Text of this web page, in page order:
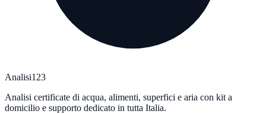
Analisi123
Analisi certificate di acqua, alimenti, superfici e aria con kit a
domicilio e supporto dedicato in tutta Italia.